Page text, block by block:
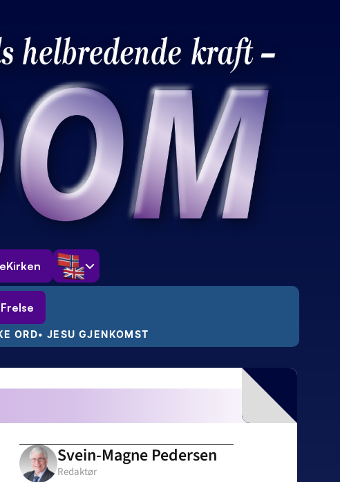
Select Language
Frelse
ORD• JESU GJENKOMST
Da dukket elektriker Rudolf opp!
Svein-Magne Pedersen
Redaktør